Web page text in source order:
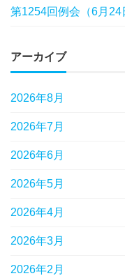
第1254回例会（6月24
アーカイブ
2026年8月
2026年7月
2026年6月
2026年5月
2026年4月
2026年3月
2026年2月